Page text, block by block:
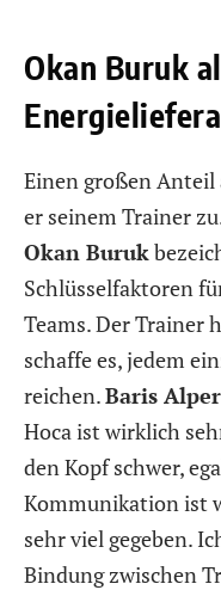
Okan Buruk
Einen großen
er seinem Trainer
Okan Buruk
Schlüsselfaktoren
Teams. Der Trainer
schaffe es, jedem
reichen.Baris
Hoca ist wirklich
den Kopf schwer,
Kommunikation ist
sehr viel gegeben.
Bindung zwischen